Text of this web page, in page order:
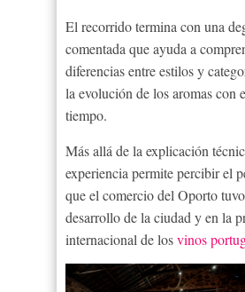
El recorrido termina con una
comentada que ayuda a
diferencias entre estilos y
la evolución de los aromas con
tiempo.
Más allá de la explicación
experiencia permite percibir el
que el comercio del Oporto
desarrollo de la ciudad y en la
internacional de losvinos